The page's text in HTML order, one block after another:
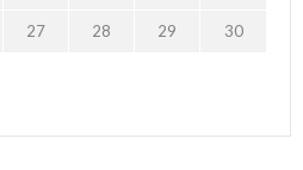
27 28 29 30